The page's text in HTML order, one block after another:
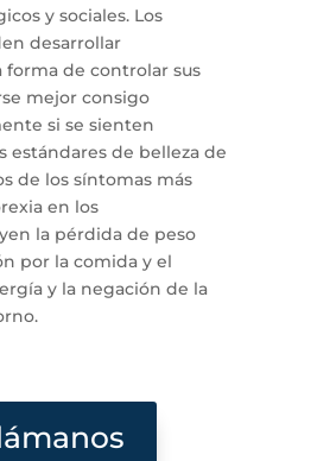
y sociales. Los
desarrollar
forma de controlar sus
mejor consigo
si se sienten
estándares de belleza de
de los síntomas más
en los
la pérdida de peso
por la comida y el
y la negación de la